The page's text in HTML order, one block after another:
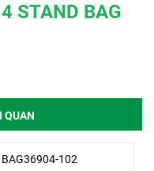
STAND BAG
QUAN
102